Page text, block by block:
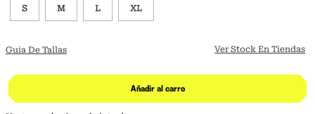
S M L XL
Guia De Tallas Ver Stock En Tiendas
Añadir al carro